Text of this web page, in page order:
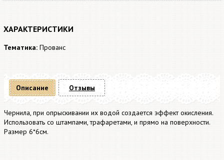
ХАРАКТЕРИСТИКИ
Тематика: Прованс
Описание
Чернила, при опрыскивании их водой создается эффект окисления.
Использовать со штампами, трафаретами, и прямо на поверхности.
Размер 6*6см.
Отзывы